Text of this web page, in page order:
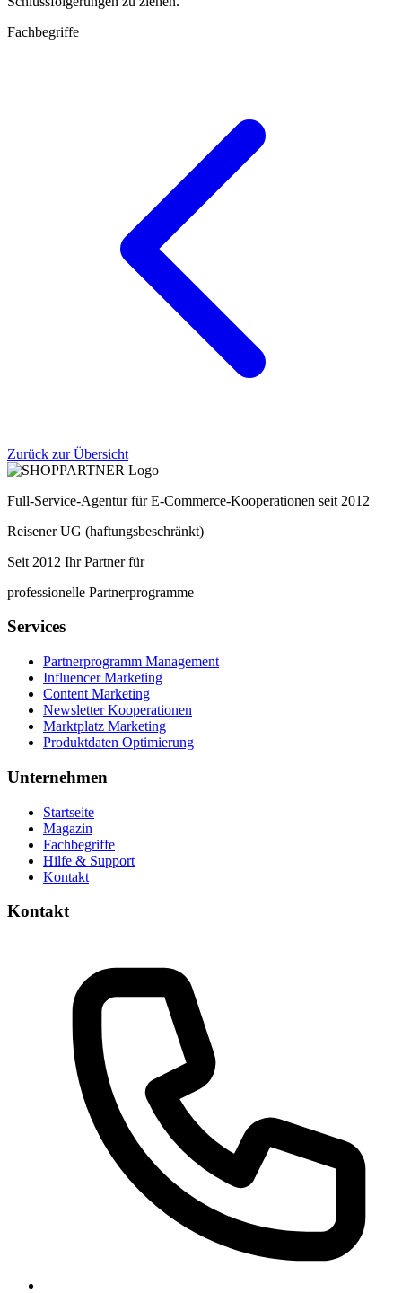
Fachbegriffe
Zurück zur Übersicht
Full-Service-Agentur für E-Commerce-Kooperationen seit 2012
Reisener UG (haftungsbeschränkt)
Seit 2012 Ihr Partner für
professionelle Partnerprogramme
Services
Partnerprogramm Management
Influencer Marketing
Content Marketing
Newsletter Kooperationen
Marktplatz Marketing
Produktdaten Optimierung
Unternehmen
Startseite
Magazin
Fachbegriffe
Hilfe & Support
Kontakt
Kontakt